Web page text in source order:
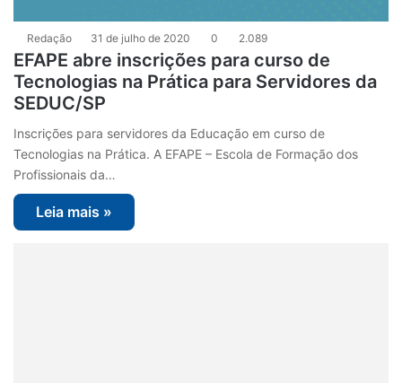
Redação 31 de julho de 2020 0 2.089
EFAPE abre inscrições para curso de
Tecnologias na Prática para Servidores da
SEDUC/SP
Inscrições para servidores da Educação em curso de
Tecnologias na Prática. A EFAPE – Escola de Formação dos
Profissionais da…
Leia mais »